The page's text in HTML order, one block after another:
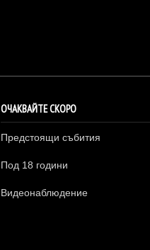
ОЧАКВАЙТЕ СКОРО
Предстоящи събития
Под 18 години
Видеонаблюдение